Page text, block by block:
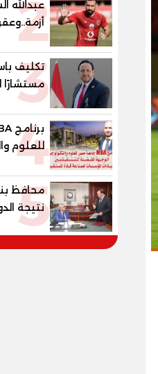
2
عبدالله
وبانزا
3
تكليف
مستشارًا
«جاد
4
للعلوم
المفضلة
5
محافظ
نتيجة